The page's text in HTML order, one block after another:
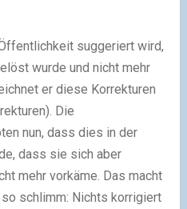
suggeriert wird,
wurde und nicht mehr
er diese Korrekturen
Die
nun, dass dies in der
dass sie sich aber
mehr vorkäme. Das macht
schlimm: Nichts korrigiert